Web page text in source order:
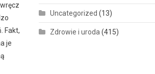
Fakt,
je
Uncategorized (13)
Zdrowie i uroda(415)